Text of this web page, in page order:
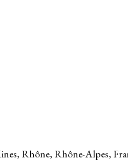
Rhône, Rhône-Alpes,